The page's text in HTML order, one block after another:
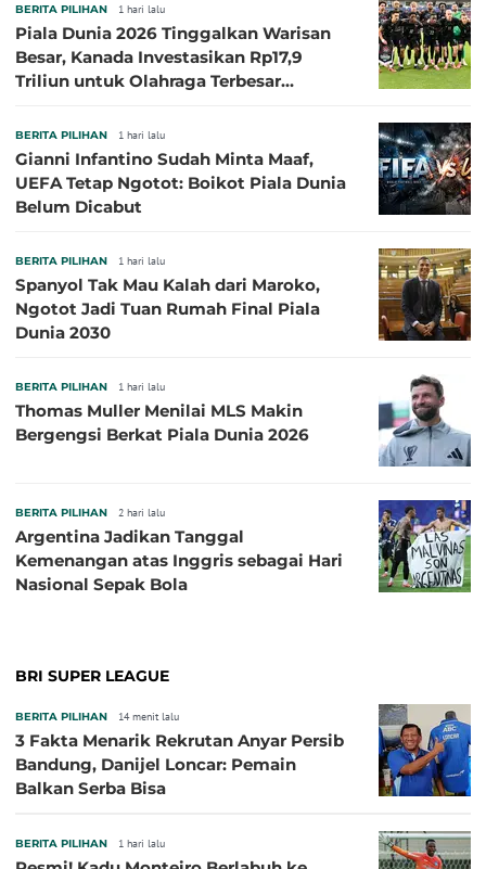
BERITA PILIHAN 1 hari lalu
Piala Dunia 2026 Tinggalkan Warisan
Besar, Kanada Investasikan Rp17,9
Triliun untuk Olahraga Terbesar
BERITA PILIHAN 1 hari lalu
Gianni Infantino Sudah Minta Maaf,
UEFA Tetap Ngotot: Boikot Piala Dunia
Belum Dicabut
BERITA PILIHAN 1 hari lalu
Spanyol Tak Mau Kalah dari Maroko,
Ngotot Jadi Tuan Rumah Final Piala
Dunia 2030
BERITA PILIHAN 1 hari lalu
Thomas Muller Menilai MLS Makin
Bergengsi Berkat Piala Dunia 2026
BERITA PILIHAN 2 hari lalu
Argentina Jadikan Tanggal
Kemenangan atas Inggris sebagai Hari
Nasional Sepak Bola
BRI SUPER LEAGUE
BERITA PILIHAN 14 menit lalu
3 Fakta Menarik Rekrutan Anyar Persib
Bandung, Danijel Loncar: Pemain
Balkan Serba Bisa
BERITA PILIHAN 1 hari lalu